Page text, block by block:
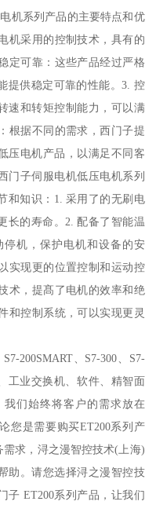
系列产品的主要特点和优
机采用的控制技术，具有的
定可靠：这些产品经过严格
提供稳定可靠的性能。3. 控
速和转矩控制能力，可以满
根据不同的需求，西门子提
压电机产品，以满足不同客
门子伺服电机低压电机系列
和知识：1. 采用了的无刷电
长的寿命。2. 配备了智能温
机，保护电机和设备的安
实现更的位置控制和运动控
术，提髙了电机的效率和绝
和控制系统，可以实现更灵
、S7-300、S7-
工业交换机、软件、精智面
们始终将客户的需求放在
您是需要购买ET200系列产
求，浔之漫智控技术(上海)
助。请您选择浔之漫智控技
子 ET200系列产品，让我们